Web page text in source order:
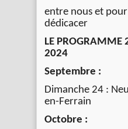
entre nous et
dédicacer
LE PROGRAMME
2024
Septembre :
Dimanche 24 :
en-Ferrain
Octobre :